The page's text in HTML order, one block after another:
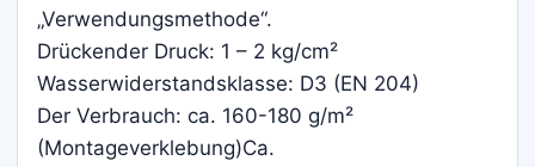
„Verwendungsmethode“.
Drückender Druck: 1 – 2 kg/cm²
Wasserwiderstandsklasse: D3 (EN 204)
Der Verbrauch: ca. 160-180 g/m²
(Montageverklebung)Ca.